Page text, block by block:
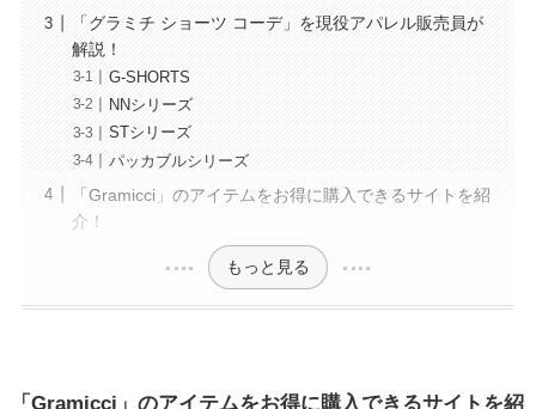
「グラミチ ショーツ コーデ」を現役アパレル販売員が
解説！
G-SHORTS
NNシリーズ
STシリーズ
パッカブルシリーズ
「Gramicci」のアイテムをお得に購入できるサイトを紹
介！
もっと見る
「Gramicci」のアイテムをお得に購入できるサイトを紹